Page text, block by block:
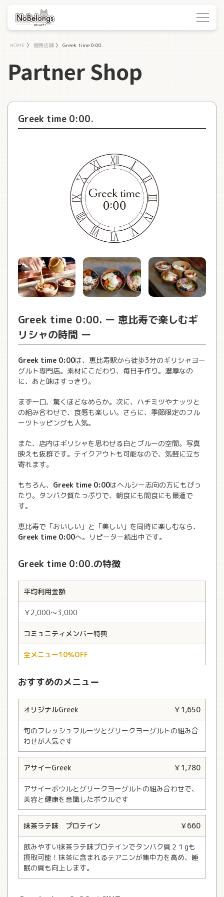
HOME 〉 提携店舗 〉 Greek time 0:00.
Partner Shop
Greek time 0:00.
Greek time 0:00. ー 恵比寿で楽しむギ
リシャの時間 ー
Greek time 0:00は、恵比寿駅から徒歩3分のギリシャヨー
グルト専門店。素材にこだわり、毎日手作り。濃厚なの
に、あと味はすっきり。
まず一口、驚くほどなめらか。次に、ハチミツやナッツと
の組み合わせで、食感も楽しい。さらに、季節限定のフル
ーツトッピングも人気。
また、店内はギリシャを思わせる白とブルーの空間。写真
映えも抜群です。テイクアウトも可能なので、気軽に立ち
寄れます。
もちろん、 Greek time 0:00はヘルシー志向の方にもぴっ
たり。タンパク質たっぷりで、朝食にも間食にも最適で
す。
恵比寿で「おいしい」と「美しい」を同時に楽しむなら、
Greek time 0:00へ。リピーター続出中です。
Greek time 0:00.の特徴
平均利用金額
￥2,000〜3,000
コミュニティメンバー特典
全メニュー10％OFF
おすすめのメニュー
オリジナルGreek ￥1,650
旬のフレッシュフルーツとグリークヨーグルトの組み合
わせが人気です
アサイーGreek ￥1,780
アサイーボウルとグリークヨーグルトの組み合わせで、
美容と健康を意識したボウルです
抹茶ラテ味 プロテイン ￥660
飲みやすい抹茶ラテ味プロテインでタンパク質２１gも
摂取可能！抹茶に含まれるテアニンが集中力を高め、睡
眠の質も向上します。